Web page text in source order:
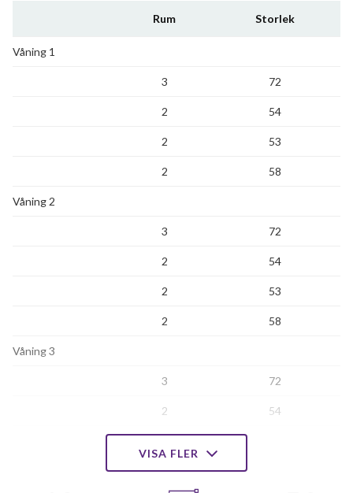
Rum Storlek
Våning 1
3 72
2 54
2 53
2 58
Våning 2
3 72
2 54
2 53
2 58
Våning 3
3 72
2 54
2
VISA FLER